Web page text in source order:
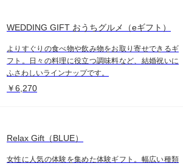
WEDDING GIFT おうちグルメ（eギフト）
よりすぐりの食べ物や飲み物をお取り寄せできるギ
フト。日々の料理に役立つ調味料など、結婚祝いに
ふさわしいラインナップです。
￥6,270
Relax Gift（BLUE）
女性に人気の体験を集めた体験ギフト。幅広い種類